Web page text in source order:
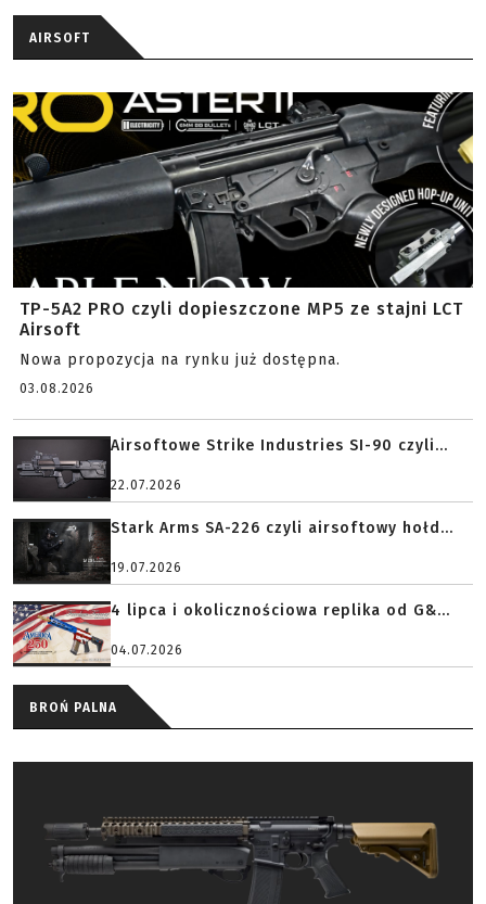
AIRSOFT
TP-5A2 PRO czyli dopieszczone MP5 ze stajni LCT
Airsoft
Nowa propozycja na rynku już dostępna.
03.08.2026
Airsoftowe Strike Industries SI-90 czyli...
22.07.2026
Stark Arms SA-226 czyli airsoftowy hołd...
19.07.2026
4 lipca i okolicznościowa replika od G&...
04.07.2026
BROŃ PALNA